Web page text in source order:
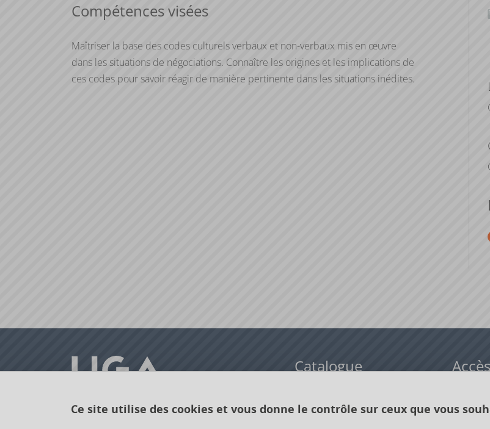
Ce site utilise des cookies et vous donne le contrôle sur ceux que vous
Compétences visées
Maîtriser la base des codes culturels verbaux et non-verbaux mis en œuvre
dans les situations de négociations. Connaître les origines et les implications de
ces codes pour savoir réagir de manière pertinente dans les situations inédites.
Catalogue